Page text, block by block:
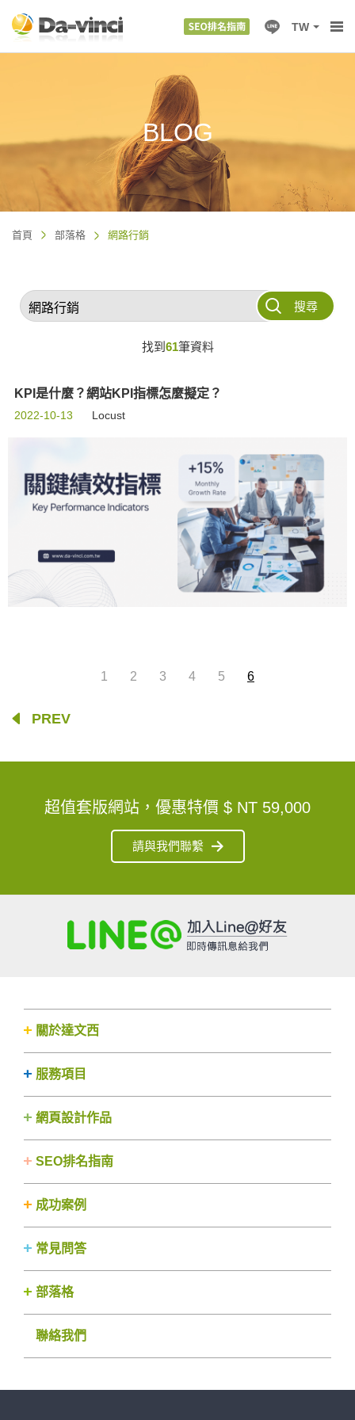
TW
BLOG
首頁 部落格 網路行銷
搜尋
找到 61筆資料
KPI是什麼？網站KPI指標怎麼擬定？
2022-10-13 Locust
1 2 3 4 5 6
PREV
超值套版網站，優惠特價 $ NT 59,000
請與我們聯繫
關於達文西
服務項目
網頁設計作品
SEO排名指南
成功案例
常見問答
部落格
聯絡我們